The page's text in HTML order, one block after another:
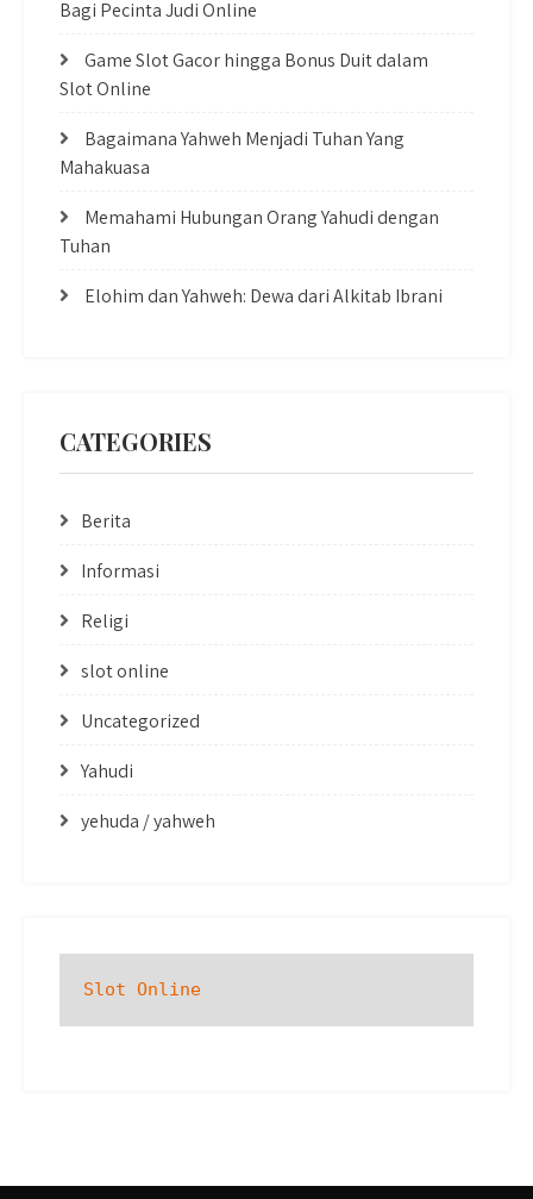
Bagi Pecinta Judi Online
Game Slot Gacor hingga Bonus Duit dalam
Slot Online
Bagaimana Yahweh Menjadi Tuhan Yang
Mahakuasa
Memahami Hubungan Orang Yahudi dengan
Tuhan
Elohim dan Yahweh: Dewa dari Alkitab Ibrani
CATEGORIES
Berita
Informasi
Religi
slot online
Uncategorized
Yahudi
yehuda / yahweh
Slot Online